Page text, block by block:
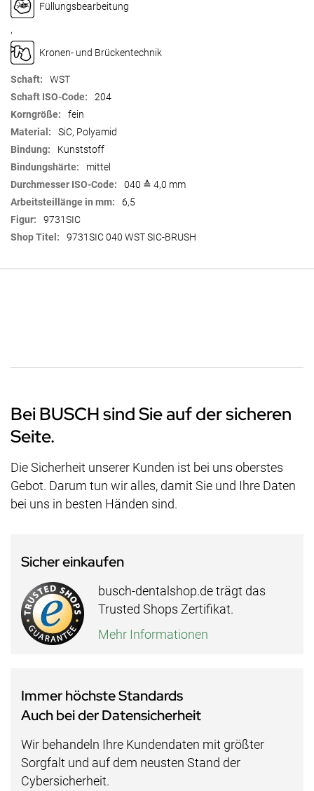
Füllungsbearbeitung
,
Kronen- und Brückentechnik
WST
204
fein
SiC, Polyamid
Kunststoff
mittel
040 ≙ 4,0 mm
6,5
9731SIC
9731SIC 040 WST SIC-BRUSH
Bei BUSCH sind Sie auf der sicheren
Seite.
Die Sicherheit unserer Kunden ist bei uns oberstes
Gebot. Darum tun wir alles, damit Sie und Ihre Daten
bei uns in besten Händen sind.
Sicher einkaufen
busch-dentalshop.de trägt das
Trusted Shops Zertifikat.
Mehr Informationen
Immer höchste Standards
Auch bei der Datensicherheit
Wir behandeln Ihre Kundendaten mit größter
Sorgfalt und auf dem neusten Stand der
Cybersicherheit.